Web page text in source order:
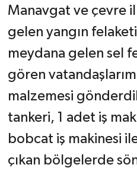
Manavgat ve çevre
gelen yangın
meydana gelen sel
gören
malzemesi
tankeri, 1 adet iş
bobcat iş makinesi
çıkan bölgelerde